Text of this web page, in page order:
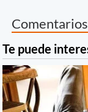
Comentarios